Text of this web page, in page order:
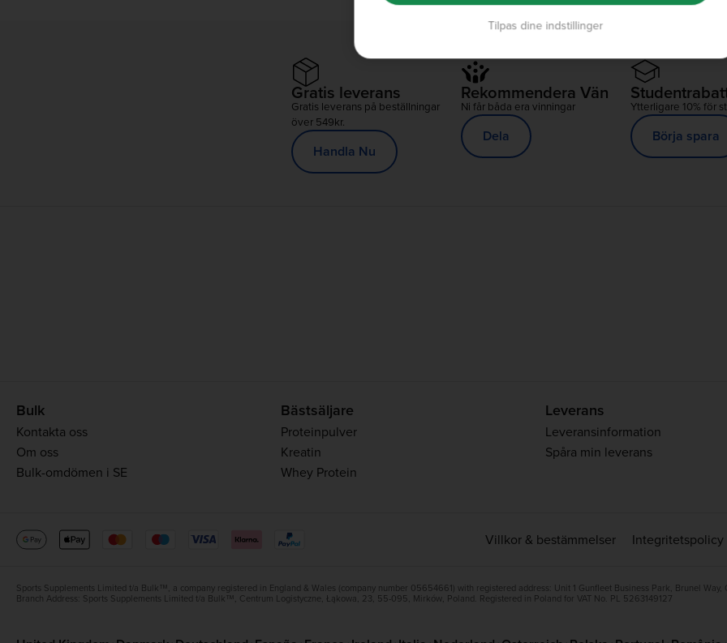
Gratis leverans
Gratis leverans på beställningar
över 549kr.
Handla Nu
Rekommendera Vän
Ni får båda era vinningar
Dela
Ytterligare 10% för
Börja spara
Bulk
Kontakta oss
Om oss
Bulk-omdömen i SE
Bästsäljare
Proteinpulver
Kreatin
Whey Protein
Leverans
Leveransinformation
Spåra min leverans
Villkor & bestämmelser Integritetspolicy
Sports Supplements Limited t/a Bulk™, a company registered in England & Wales (company number 05654661) with registered address: Unit 1 Gunfleet Business Park, Brunel
Branch Address: Sports Supplements Limited t/a Bulk™, Centrum Logistyczne, Łąkowa, 23, 55-095, Mirków, Poland. Registered in Poland for VAT No. PL 5263149127
Tilpas dine indstillinger